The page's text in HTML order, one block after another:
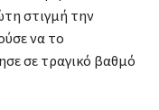
στιγμή την
να το
σε τραγικό βαθμό